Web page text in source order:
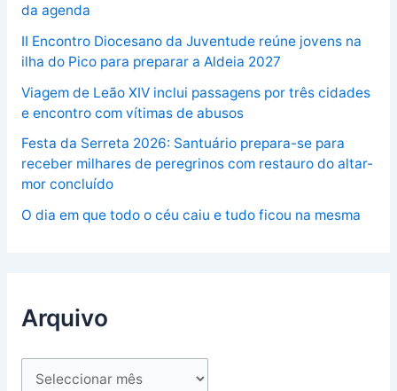
da agenda
II Encontro Diocesano da Juventude reúne jovens na
ilha do Pico para preparar a Aldeia 2027
Viagem de Leão XIV inclui passagens por três cidades
e encontro com vítimas de abusos
Festa da Serreta 2026: Santuário prepara-se para
receber milhares de peregrinos com restauro do altar-
mor concluído
O dia em que todo o céu caiu e tudo ficou na mesma
Arquivo